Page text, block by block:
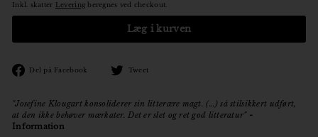
Inkl. skatter Levering beregnes ved checkout.
Læg i kurven
Del på Facebook
Den
Tweet
"Josefine Klougart konsoliderer sin litterære magt. (…) så stilsikkert udført,
at den ikke behøver mærkater. Det er slet og ret god litteratur" -
Information